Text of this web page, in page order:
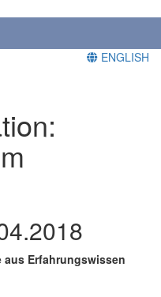
ENGLISH
Erfahrungswissen